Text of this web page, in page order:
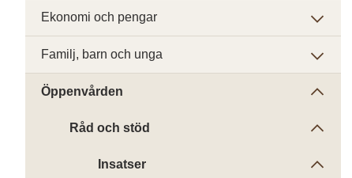
Ekonomi och pengar
Familj, barn och unga
Öppenvården
Råd och stöd
Insatser